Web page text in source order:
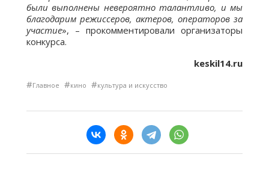
были выполнены невероятно талантливо, и мы
благодарим режиссеров, актеров, операторов за
участие», – прокомментировали организаторы
конкурса.
keskil14.ru
#Главное #кино #культура и искусство